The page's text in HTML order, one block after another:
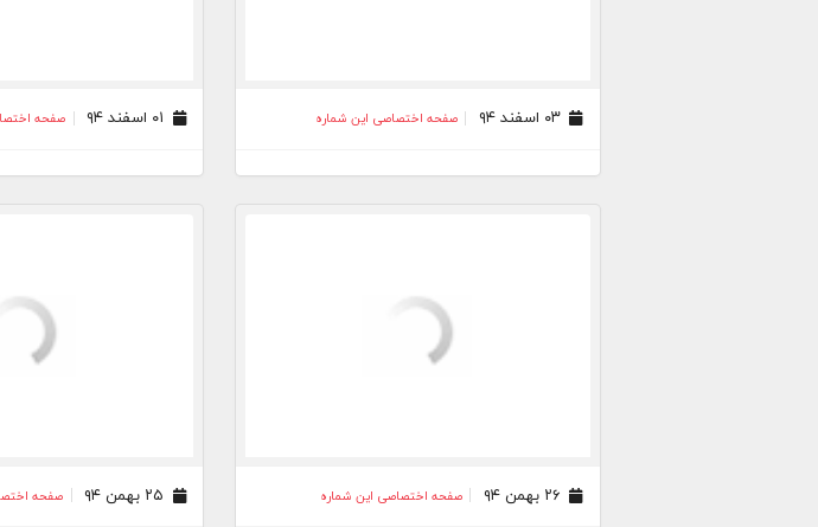
۰۳ اسفند ۹۴ صفحه اختصاصی این شماره صفحه
صفحه اختصاصی این شماره صفحه